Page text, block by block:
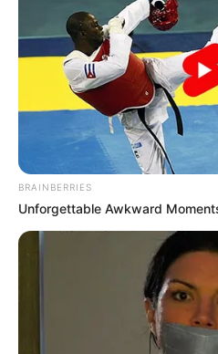
Brasil > Dengue >
Notícia > Sorotipo 3 liga alerta
Sorotipo 3 liga
de dengue grave
10:37 Brasil
BRAINBERRIES
Unforgettable Awkward